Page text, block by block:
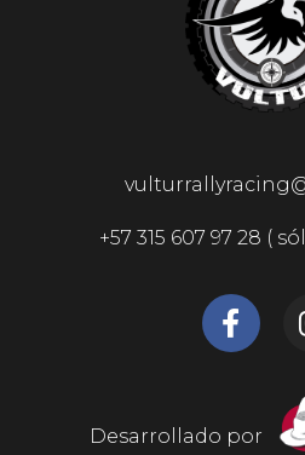
+57 315 607 97 28 (
Desarrollado por